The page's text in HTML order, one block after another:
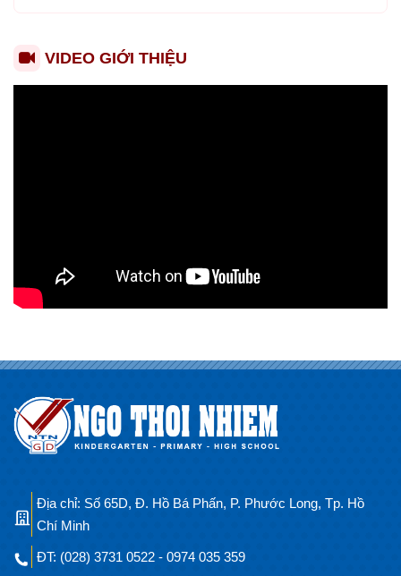
VIDEO GIỚI THIỆU
Địa chỉ: Số 65D, Đ. Hồ Bá Phấn, P. Phước Long, Tp. Hồ
Chí Minh
ĐT: (028) 3731 0522 - 0974 035 359